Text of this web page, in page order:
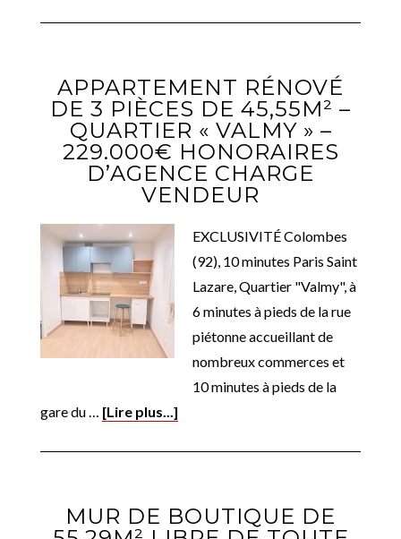
APPARTEMENT RÉNOVÉ
DE 3 PIÈCES DE 45,55M² –
QUARTIER « VALMY » –
229.000€ HONORAIRES
D’AGENCE CHARGE
VENDEUR
EXCLUSIVITÉ Colombes
(92), 10 minutes Paris Saint
Lazare, Quartier "Valmy", à
6 minutes à pieds de la rue
piétonne accueillant de
nombreux commerces et
10 minutes à pieds de la
gare du … [Lire plus...]
MUR DE BOUTIQUE DE